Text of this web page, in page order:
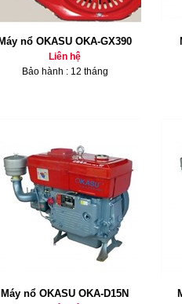
Máy nổ OKASU OKA-GX390
Liên hệ
Bảo hành : 12 tháng
Máy nổ OKASU OKA-D15N